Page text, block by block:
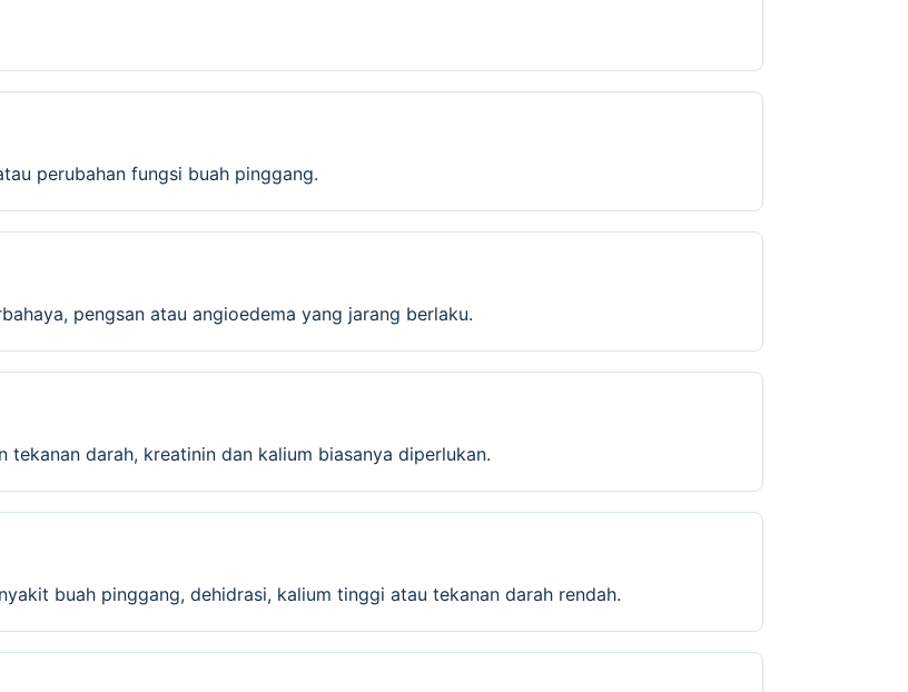
perubahan fungsi buah pinggang.
pengsan atau angioedema yang jarang berlaku.
tekanan darah, kreatinin dan kalium biasanya diperlukan.
buah pinggang, dehidrasi, kalium tinggi atau tekanan darah rendah.